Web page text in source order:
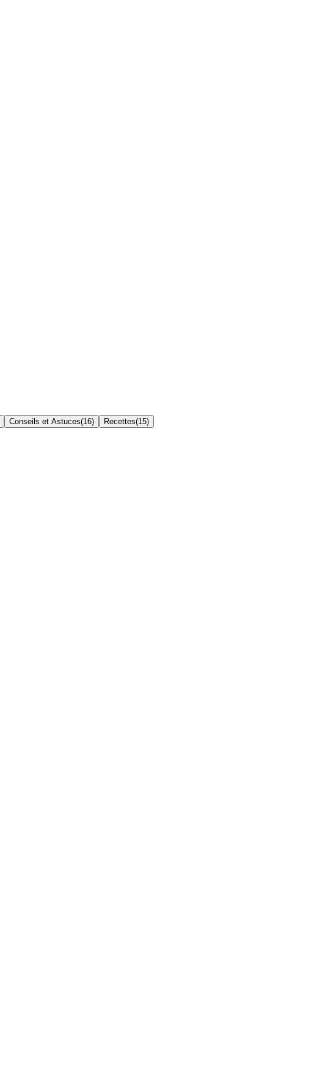
Conseils et Astuces(16) Recettes(15)